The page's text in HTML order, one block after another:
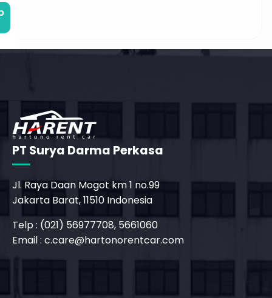
PT Surya Darma Perkasa
Jl. Raya Daan Mogot km 1 no.99
Jakarta Barat, 11510 Indonesia
Telp : (021) 56977708, 5661060
Email : c.care@hartonorentcar.com